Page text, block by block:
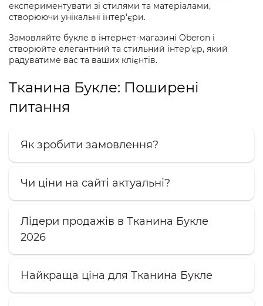
експериментувати зі стилями та матеріалами,
створюючи унікальні інтер'єри.
Замовляйте букле в інтернет-магазині Oberon і
створюйте елегантний та стильний інтер'єр, який
радуватиме вас та ваших клієнтів.
Тканина Букле: Поширені
питання
Як зробити замовлення?
Чи ціни на сайті актуальні?
Лідери продажів в Тканина Букле
2026
Найкраща ціна для Тканина Букле